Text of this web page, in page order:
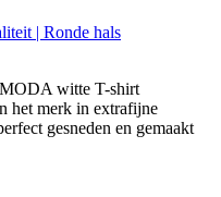
| Ronde hals
witte T-shirt
het merk in extrafijne
gesneden en gemaakt